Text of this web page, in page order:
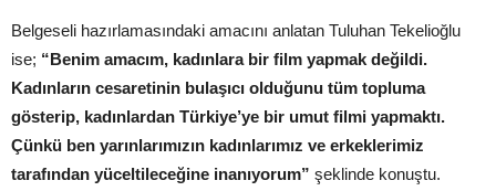
Belgeseli hazırlamasındaki amacını anlatan Tuluhan Tekelioğlu
ise; “Benim amacım, kadınlara bir film yapmak değildi.
Kadınların cesaretinin bulaşıcı olduğunu tüm topluma
gösterip, kadınlardan Türkiye’ye bir umut filmi yapmaktı.
Çünkü ben yarınlarımızın kadınlarımız ve erkeklerimiz
tarafından yüceltileceğine inanıyorum” şeklinde konuştu.